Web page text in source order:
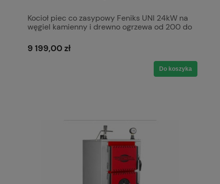
Kocioł piec co zasypowy Feniks UNI 24kW na
węgiel kamienny i drewno ogrzewa od 200 do
Pleszew Ciepłomax Czerwony
9 199,00 zł
Do koszyka